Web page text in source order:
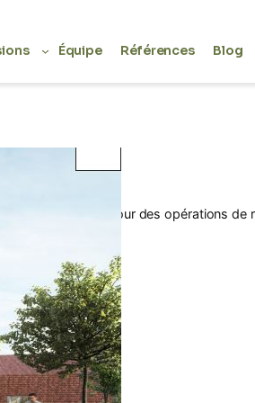
Équipe Références Blog
d’ouvrage pour des opérations
08). AEDIFICEM
Bar (08).